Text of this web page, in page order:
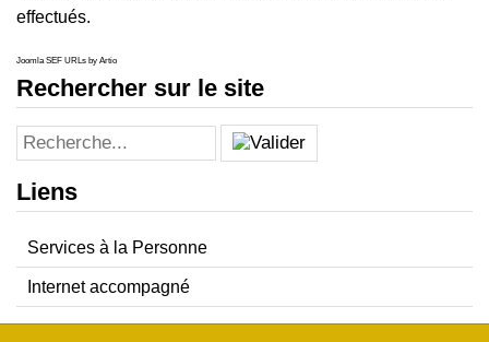
effectués.
Joomla SEF URLs by Artio
Rechercher sur le site
Liens
Services à la Personne
Internet accompagné